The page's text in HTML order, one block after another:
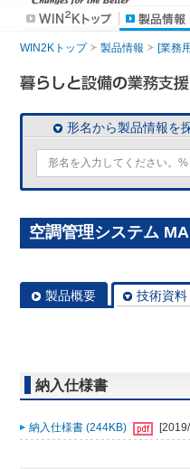
WIN2Kトップ 製品情報 [業務
形名から製品情報を
空調管理システム
製品概要 技術資料
納入仕様書
納入仕様書 (244KB)